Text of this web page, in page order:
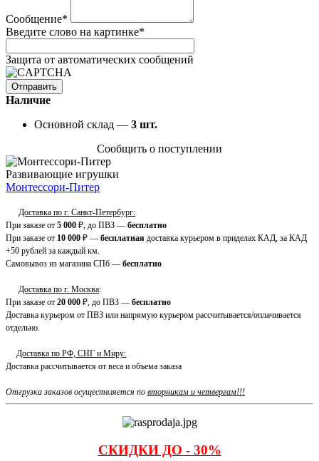
Сообщение*
Введите слово на картинке*
Защита от автоматических сообщений
Наличие
Основной склад — 3 шт.
Сообщить о поступлении
Развивающие игрушки
Монтессори-Питер
Доставка по г. Санкт-Петербург:
При заказе от 5 000 ₽, до ПВЗ — бесплатно
При заказе от 10 000 ₽ — бесплатная доставка курьером в приделах КАД, за КАД
+50 рублей за каждый км.
Самовывоз из магазина СПб — бесплатно
Доставка по г. Москва:
При заказе от 20 000 ₽, до ПВЗ — бесплатно
Доставка курьером от ПВЗ или напрямую курьером рассчитывается/оплачивается
отдельно.
Доставка по РФ, СНГ и Миру:
Доставка рассчитывается от веса и объема заказа
Отгрузка заказов осуществляется по вторникам и четвергам!!!
СКИДКИ ДО - 30%